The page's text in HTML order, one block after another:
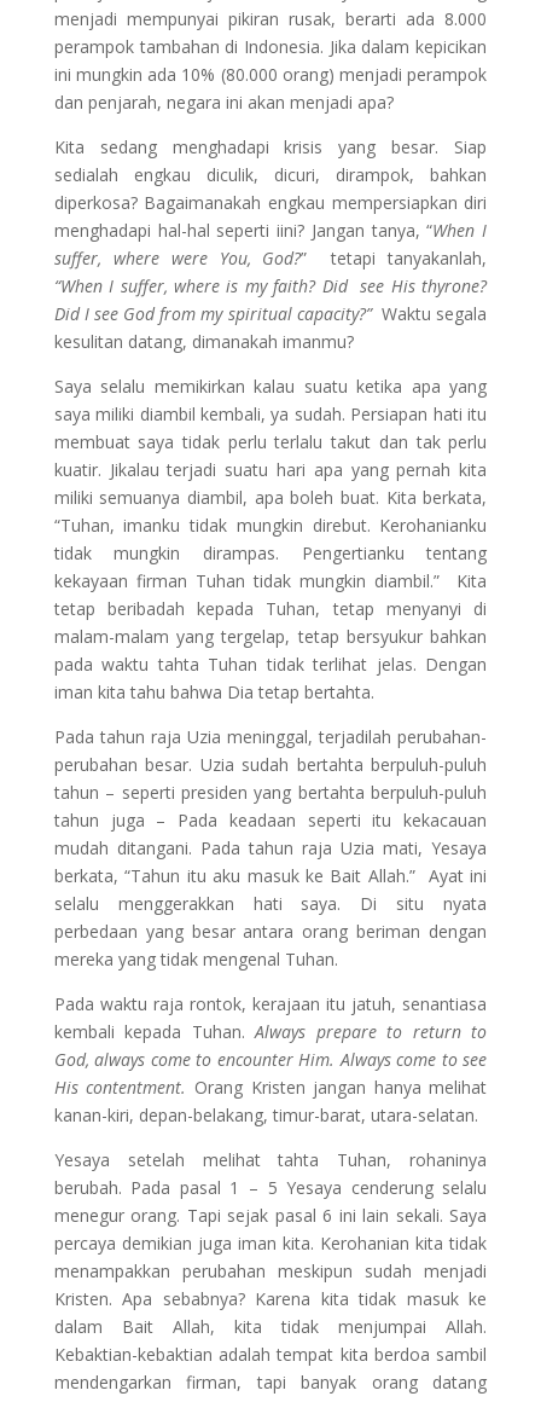
menjadi mempunyai pikiran rusak, berarti ada 8.000
perampok tambahan di Indonesia. Jika dalam kepicikan
ini mungkin ada 10% (80.000 orang) menjadi perampok
dan penjarah, negara ini akan menjadi apa?
Kita sedang menghadapi krisis yang besar. Siap
sedialah engkau diculik, dicuri, dirampok, bahkan
diperkosa? Bagaimanakah engkau mempersiapkan diri
menghadapi hal-hal seperti iini? Jangan tanya, “When I
suffer, where were You, God?” tetapi tanyakanlah,
“When I suffer, where is my faith? Did see His thyrone?
Did I see God from my spiritual capacity?”Waktu segala
kesulitan datang, dimanakah imanmu?
Saya selalu memikirkan kalau suatu ketika apa yang
saya miliki diambil kembali, ya sudah. Persiapan hati itu
membuat saya tidak perlu terlalu takut dan tak perlu
kuatir. Jikalau terjadi suatu hari apa yang pernah kita
miliki semuanya diambil, apa boleh buat. Kita berkata,
“Tuhan, imanku tidak mungkin direbut. Kerohanianku
tidak mungkin dirampas. Pengertianku tentang
kekayaan firman Tuhan tidak mungkin diambil.” Kita
tetap beribadah kepada Tuhan, tetap menyanyi di
malam-malam yang tergelap, tetap bersyukur bahkan
pada waktu tahta Tuhan tidak terlihat jelas. Dengan
iman kita tahu bahwa Dia tetap bertahta.
Pada tahun raja Uzia meninggal, terjadilah perubahan-
perubahan besar. Uzia sudah bertahta berpuluh-puluh
tahun – seperti presiden yang bertahta berpuluh-puluh
tahun juga – Pada keadaan seperti itu kekacauan
mudah ditangani. Pada tahun raja Uzia mati, Yesaya
berkata, “Tahun itu aku masuk ke Bait Allah.” Ayat ini
selalu menggerakkan hati saya. Di situ nyata
perbedaan yang besar antara orang beriman dengan
mereka yang tidak mengenal Tuhan.
Pada waktu raja rontok, kerajaan itu jatuh, senantiasa
kembali kepada Tuhan.Always prepare to return to
God, always come to encounter Him. Always come to see
His contentment. Orang Kristen jangan hanya melihat
kanan-kiri, depan-belakang, timur-barat, utara-selatan.
Yesaya setelah melihat tahta Tuhan, rohaninya
berubah. Pada pasal 1 – 5 Yesaya cenderung selalu
menegur orang. Tapi sejak pasal 6 ini lain sekali. Saya
percaya demikian juga iman kita. Kerohanian kita tidak
menampakkan perubahan meskipun sudah menjadi
Kristen. Apa sebabnya? Karena kita tidak masuk ke
dalam Bait Allah, kita tidak menjumpai Allah.
Kebaktian-kebaktian adalah tempat kita berdoa sambil
mendengarkan firman, tapi banyak orang datang